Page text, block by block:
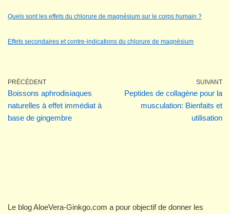
Quels sont les effets du chlorure de magnésium sur le corps humain ?
Effets secondaires et contre-indications du chlorure de magnésium
PRÉCÉDENT
Boissons aphrodisiaques
naturelles à effet immédiat à
base de gingembre
SUIVANT
Peptides de collagène pour la
musculation: Bienfaits et
utilisation
Le blog AloeVera-Ginkgo.com a pour objectif de donner les